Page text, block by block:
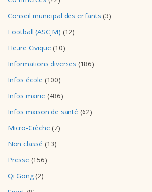
Conseil municipal des enfants (3)
Football (ASCJM) (12)
Heure Civique (10)
Informations diverses (186)
Infos école (100)
Infos mairie (486)
Infos maison de santé (62)
Micro-Crèche (7)
Non classé (13)
Presse (156)
Qi Gong (2)